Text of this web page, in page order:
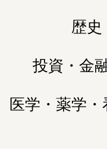
歴史
投資・金
医学・薬学